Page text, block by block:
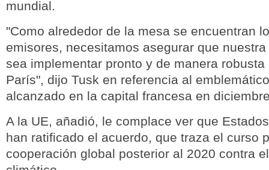
mundial.
"Como alrededor de la mesa se encuentran
emisores, necesitamos asegurar que
sea implementar pronto y de manera robusta
París", dijo Tusk en referencia al
alcanzado en la capital francesa en
A la UE, añadió, le complace ver que
han ratificado el acuerdo, que traza el curso
cooperación global posterior al 2020 contra